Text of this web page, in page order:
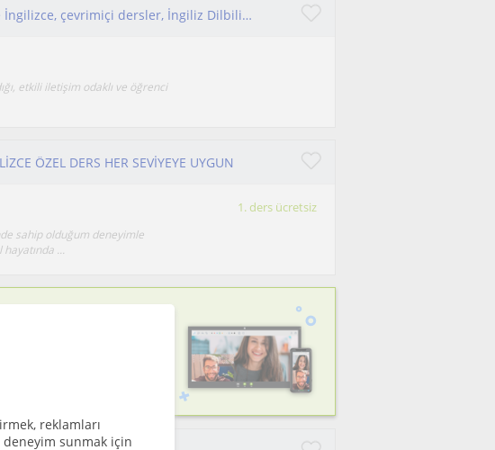
reklamları
sunmak için
İlkokul ve ortaokul öğrencilerine İngilizce, çevrimiçi dersler, İngiliz Dilbilimi mezunu
etkili iletişim odaklı ve öğrenci
ÖZEL DERS HER SEVİYEYE UYGUN
1. ders ücretsiz
sahip olduğum deneyimle
...
geçmesini sağla